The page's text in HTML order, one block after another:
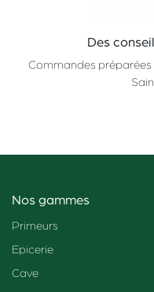
Des
Commandes
Nos gammes
Primeurs
Epicerie
Cave